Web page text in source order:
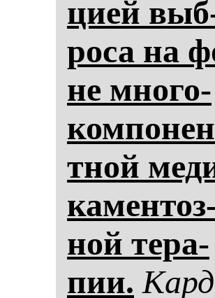
ци­ей
ро­са на
не мно­го­
тной
ной те­ра­
пии.